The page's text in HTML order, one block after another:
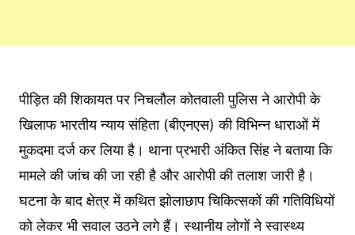
पीड़ित की शिकायत पर निचलौल कोतवाली पुलिस ने आरोपी के
खिलाफ भारतीय न्याय संहिता (बीएनएस) की विभिन्न धाराओं में
मुकदमा दर्ज कर लिया है। थाना प्रभारी अंकित सिंह ने बताया कि
मामले की जांच की जा रही है और आरोपी की तलाश जारी है।
घटना के बाद क्षेत्र में कथित झोलाछाप चिकित्सकों की गतिविधियों
को लेकर भी सवाल उठने लगे हैं। स्थानीय लोगों ने स्वास्थ्य